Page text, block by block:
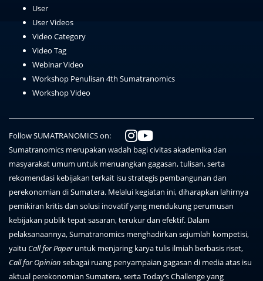
User
User Videos
Video Category
Video Tag
Webinar Video
Workshop Penulisan 4th Sumatranomics
Workshop Video
Follow SUMATRANOMICS on:
Sumatranomics merupakan wadah bagi civitas akademika dan
masyarakat umum untuk menuangkan gagasan, tulisan, serta
rekomendasi kebijakan terkait isu strategis pembangunan dan
perekonomian di Sumatera. Melalui kegiatan ini, diharapkan lahirnya
pemikiran kritis dan solusi inovatif yang mendukung perumusan
kebijakan publik tepat sasaran, terukur dan efektif. Dalam
pelaksanaannya, Sumatranomics menghadirkan sejumlah kompetisi,
yaitu Call for Paperuntuk menjaring karya tulis ilmiah berbasis riset,
Call for Opinion sebagai ruang penyampaian gagasan di media atas isu
aktual perekonomian Sumatera, serta Today’s Challenge yang